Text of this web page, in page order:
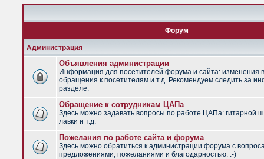
Форум
Администрация
Объявления администрации
Информация для посетителей форума и сайта: изменения
обращения к посетителям и т.д. Рекомендуем следить за
разделе.
Обращение к сотрудникам ЦАПа
Здесь можно задавать вопросы по работе ЦАПа: гитарной
лавки и т.д.
Пожелания по работе сайта и форума
Здесь можно обратиться к администрации форума с
предложениями, пожеланиями и благодарностью. :-)